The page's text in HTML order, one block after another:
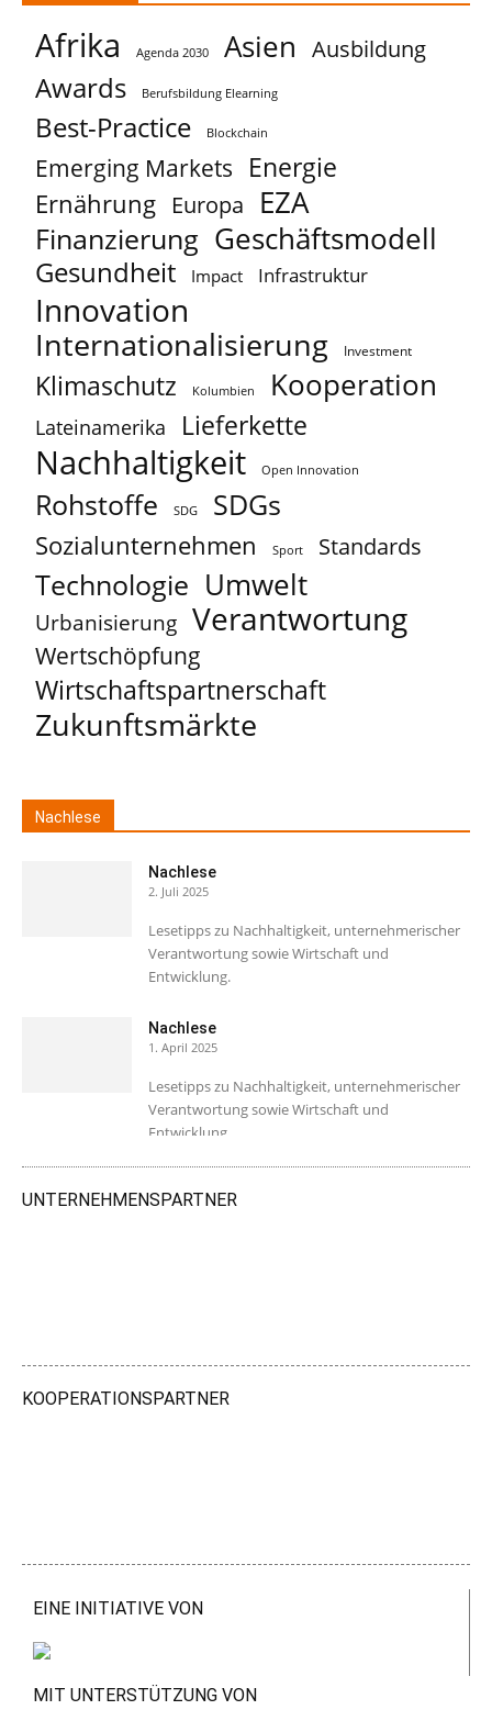
Afrika Agenda 2030 Asien Ausbildung
Awards Berufsbildung Elearning
Best-Practice Blockchain
Emerging Markets Energie
Ernährung Europa EZA
Finanzierung Geschäftsmodell
Gesundheit Impact Infrastruktur
Innovation
Internationalisierung Investment
Klimaschutz Kolumbien Kooperation
Lateinamerika Lieferkette
Nachhaltigkeit Open Innovation
Rohstoffe SDG SDGs
Sozialunternehmen Sport Standards
Technologie Umwelt
Urbanisierung Verantwortung
Wertschöpfung
Wirtschaftspartnerschaft
Zukunftsmärkte
Nachlese
Nachlese
2. Juli 2025
Lesetipps zu Nachhaltigkeit, unternehmerischer
Verantwortung sowie Wirtschaft und
Entwicklung.
Nachlese
1. April 2025
Lesetipps zu Nachhaltigkeit, unternehmerischer
Verantwortung sowie Wirtschaft und
Entwicklung.
UNTERNEHMENSPARTNER
KOOPERATIONSPARTNER
EINE INITIATIVE VON
MIT UNTERSTÜTZUNG VON